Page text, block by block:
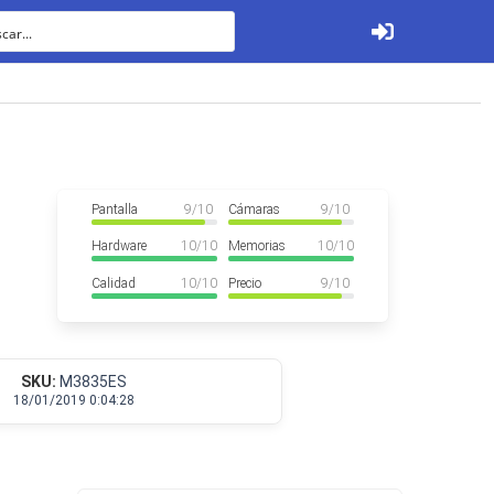
Pantalla 9/ 10 Cámaras 9/ 10
Hardware 10/ 10 Memorias 10/ 10
Calidad 10/ 10 Precio 9/ 10
SKU: M3835ES
18/01/2019 0:04:28